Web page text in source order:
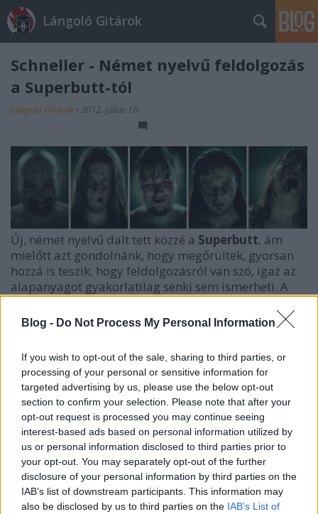
Blog - Do Not Process My Personal Information
If you wish to opt-out of the sale, sharing to third parties, or
processing of your personal or sensitive information for
targeted advertising by us, please use the below opt-out
section to confirm your selection. Please note that after your
opt-out request is processed you may continue seeing
interest-based ads based on personal information utilized by
us or personal information disclosed to third parties prior to
your opt-out. You may separately opt-out of the further
disclosure of your personal information by third parties on the
IAB’s list of downstream participants. This information may
also be disclosed by us to third parties on the IAB’s List of
Lángoló Gitárok
Schneller - Német nyelvű feldolgozás
a Superbutt-tól
Lángoló Gitárok • 2012. július 16.
Új, német nyelvű dalt tett közzé a Superbutt, ám
mielőtt azt gondolnánk, hogy megőrültek, gyorsan
hozzá is teszik, hogy feldolgozásról van szó, igaz az
alapanyagot gyakorlatilag senki sem ismerheti. A
szám a német Die Vorboten ősszel megjelenő EP-jére
kerül majd fel, az eredeti és a Superbutt-verzió
mellett még jónéhány változatban - a szóban forgó
ugyanis versenyt hirdet, amire bárki nevezhet a
Schnellercímű darab saját átiratával. A kiadó a
beküldött művekből válogatja majd ki azokat, amik
a fenti kettő mellett helyet kapnak a lemezen, a
legjobbnak ítélt jelentkező pedig ezen felül egy
berlini stúdióhétvégét is nyer. A részletes
versenykiírás, az eredeti dal és annak szövege
(németül és angolul)itt található, a Superbutt
újraértelmezését pedig először nálunk lehet
meghallgatni.